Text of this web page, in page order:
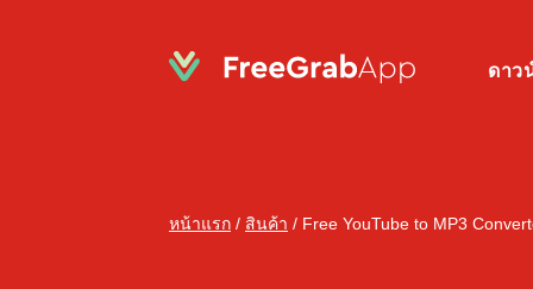
ดาว
หน้าแรก / สินค้า / Free YouTube to MP3